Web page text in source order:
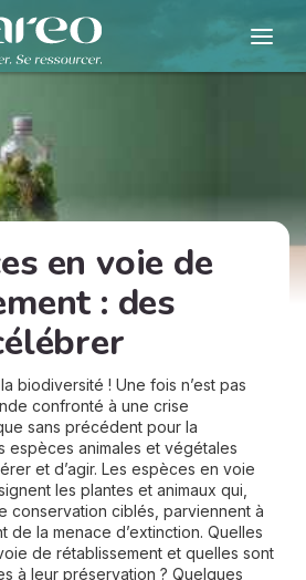
en voie de
: des
biodiversité ! Une fois n’est pas
confronté à une crise
sans précédent pour la
espèces animales et végétales
et d’agir. Les espèces en voie
les plantes et animaux qui,
conservation ciblés, parviennent à
de la menace d’extinction. Quelles
de rétablissement et quelles sont
à leur préservation ? Quelques